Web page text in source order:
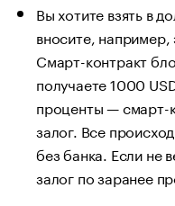
Вы хотите взять в
вносите,
Смарт-контракт
получаете 1000
проценты — смарт-
залог. Все
без банка. Если не
залог по заранее